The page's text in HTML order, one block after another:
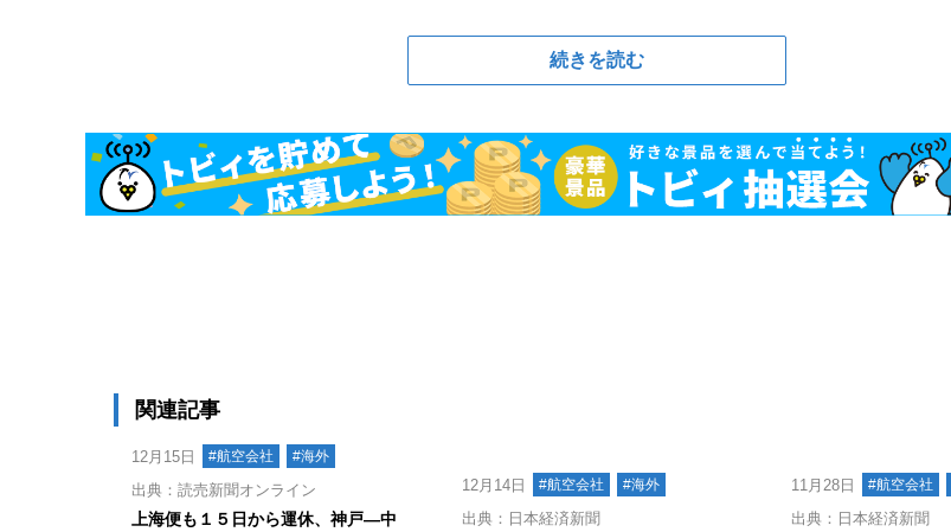
続きを読む
関連記事
12月15日 #航空会社 #海外
出典：読売新聞オンライン
上海便も１５日から運休、神戸―中
12月14日 #航空会社 #海外
出典：日本経済新聞
11月28日 #航空会社
出典：日本経済新聞